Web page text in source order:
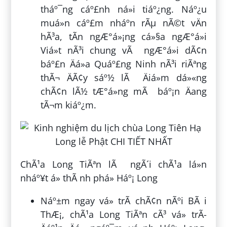
tháº¯ng cáº£nh ná»i tiáº¿ng. Náº¿u
muá»n cáº£m nháº­n rÃµ nÃ©t vÄn
hÃ³a, tÃ­n ngÆ°á»¡ng cá»§a ngÆ°á»i
Viá»t nÃ³i chung vÃ ngÆ°á»i dÃ¢n
báº£n Äá»a Quáº£ng Ninh nÃ³i riÃªng
thÃ¬ ÄÃ¢y sáº½ lÃ Äiá»m dá»«ng
chÃ¢n lÃ½ tÆ°á»ng mÃ báº¡n Äang
tÃ¬m kiáº¿m.
ChÃ¹a Long TiÃªn lÃ ngÃ´i chÃ¹a lá»n
nháº¥t á» thÃ nh phá» Háº¡ Long
Náº±m ngay vá» trÃ­ chÃ¢n nÃºi BÃ i
ThÆ¡, chÃ¹a Long TiÃªn cÃ³ vá» trÃ­